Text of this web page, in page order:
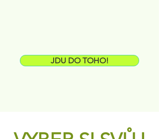
JDU DO TOHO!